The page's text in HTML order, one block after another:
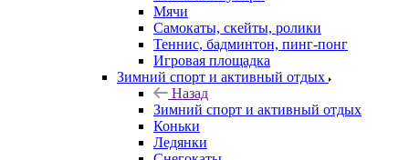
Мячи
Самокаты, скейты, ролики
Теннис, бадминтон, пинг-понг
Игровая площадка
Зимний спорт и активный отдых
Назад
Зимний спорт и активный отдых
Коньки
Ледянки